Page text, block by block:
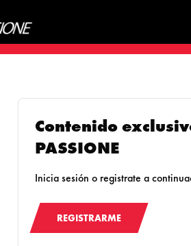
Contenido
PASSIONE
Inicia sesión o registrate a
REGISTRARME